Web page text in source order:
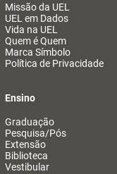
Missão da UEL
UEL em Dados
Vida na UEL
Quem é Quem
Marca Símbolo
Política de Privacidade
Ensino
Graduação
Pesquisa/Pós
Extensão
Biblioteca
Vestibular